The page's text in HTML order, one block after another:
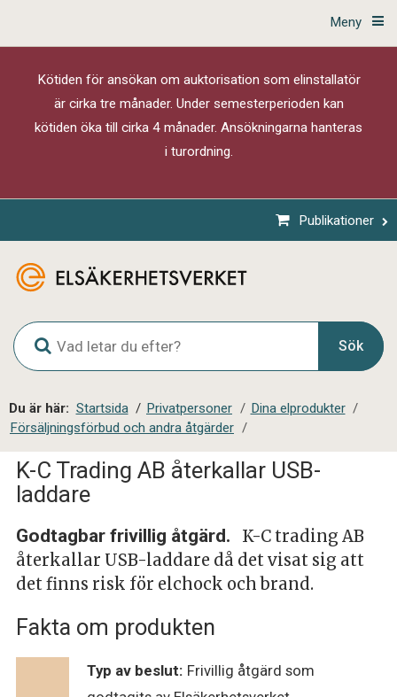
Meny
Kötiden för ansökan om auktorisation som elinstallatör
är cirka tre månader. Under semesterperioden kan
kötiden öka till cirka 4 månader. Ansökningarna hanteras
i turordning.
Publikationer
G
l
o
a
l
s
t
e
s
ö
k
Sök
Du är här: Startsida / Privatpersoner / Dina elprodukter /
Försäljningsförbud och andra åtgärder /
K-C Trading AB återkallar USB-
laddare
Godtagbar frivillig åtgärd.
K-C trading AB
återkallar USB-laddare då det visat sig att
det finns risk för elchock och brand.
Fakta om produkten
Typ av beslut: Frivillig åtgärd som